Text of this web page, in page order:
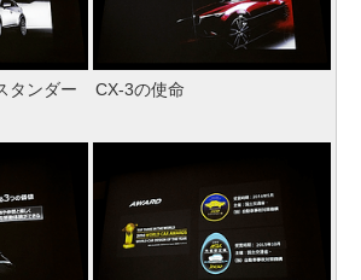
タンダー
CX-3の使命